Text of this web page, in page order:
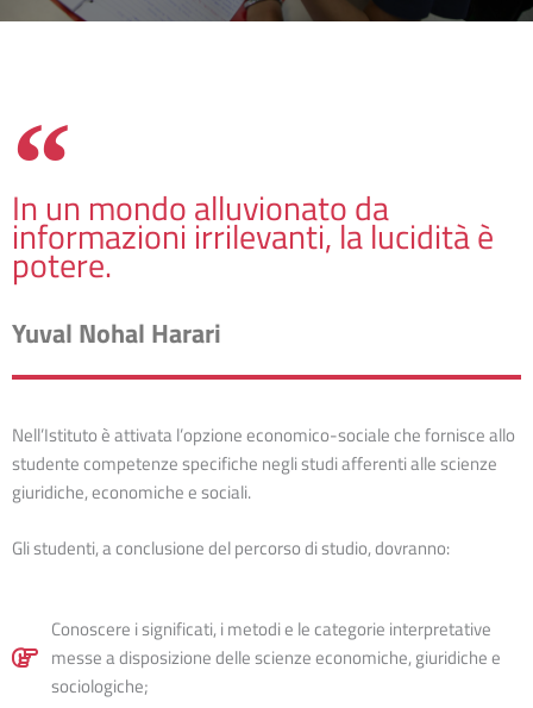
In un mondo alluvionato da
informazioni irrilevanti, la lucidità è
potere.
Yuval Nohal Harari
Nell’Istituto è attivata l’opzione economico-sociale che fornisce allo
studente competenze specifiche negli studi afferenti alle scienze
giuridiche, economiche e sociali.
Gli studenti, a conclusione del percorso di studio, dovranno:
Conoscere i significati, i metodi e le categorie interpretative
messe a disposizione delle scienze economiche, giuridiche e
sociologiche;